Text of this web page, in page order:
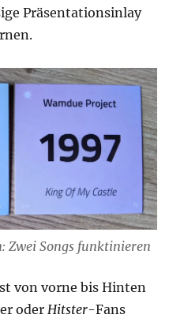
Präsentationsinlay
Zwei Songs funktinieren
von vorne bis Hinten
oder Hitster-Fans